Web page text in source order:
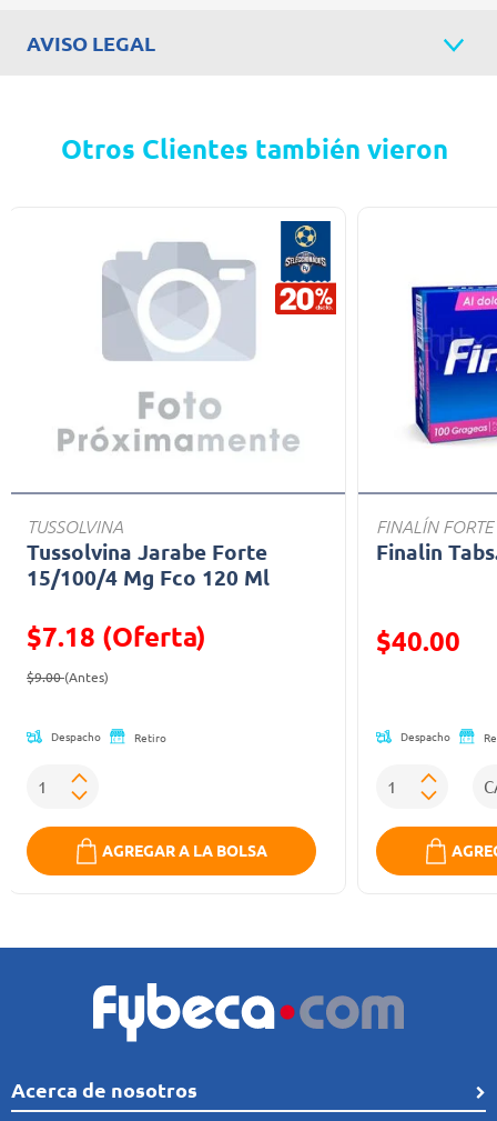
AVISO LEGAL
Otros Clientes también vieron
TUSSOLVINA
Tussolvina Jarabe Forte
15/100/4 Mg Fco 120 Ml
$7.18 (Oferta)
Precio reducido de
$9.00(Antes)
Despacho Retiro
AGREGAR A LA BOLSA
FINALÍN FORTE
Finalin
Precio
$40.00
Despacho
Acerca de nosotros